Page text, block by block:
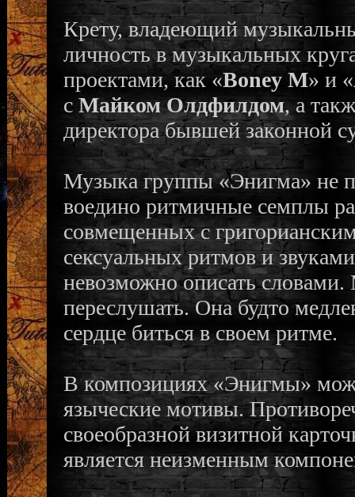
Крету, владеющий
личность в музыкальных
проектами, как «Boney M» и «
с Майком Олдфилдом, а
директора бывшей законной
Музыка группы «Энигма» не
воедино ритмичные семплы
совмещенных с
сексуальных ритмов и
невозможно описать
переслушать. Она будто
сердце биться в своем ритме.
В композициях «Энигмы»
языческие мотивы.
своеобразной визитной
является неизменным